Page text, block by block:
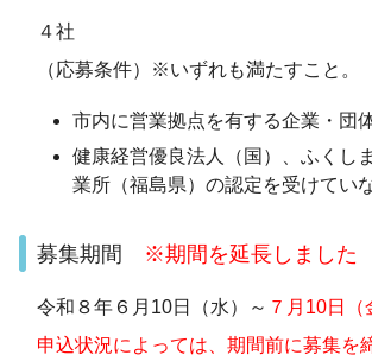
４社
（応募条件）※いずれも満たすこと。
市内に営業拠点を有する企業・団
健康経営優良法人（国）、ふくし
業所（福島県）の認定を受けてい
募集期間 ※期間を延長しました
令和８年６月10日（水）～ ７月10日（
申込状況によっては、期間前に募集を